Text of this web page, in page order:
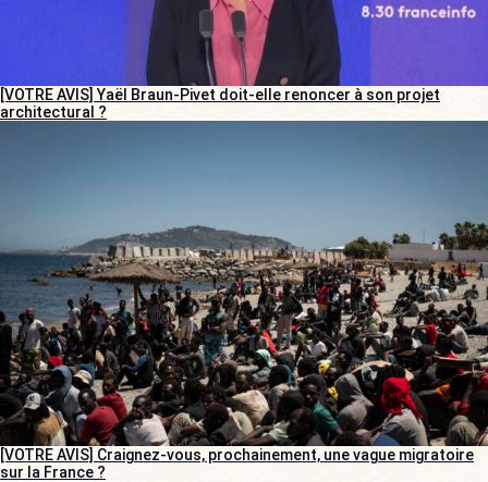
[VOTRE AVIS] Yaël Braun-Pivet doit-elle renoncer à son projet
architectural ?
[VOTRE AVIS] Craignez-vous, prochainement, une vague migratoire
sur la France ?